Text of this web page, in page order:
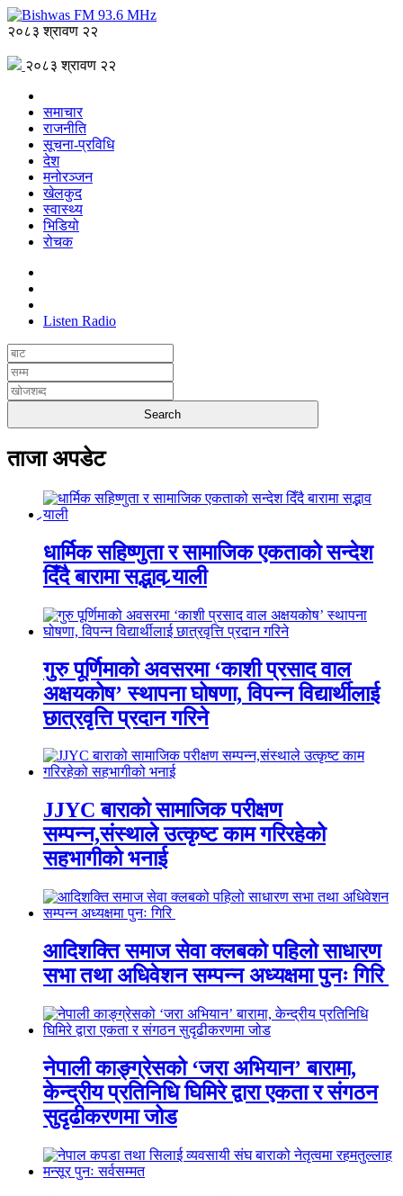
२०८३ श्रावण २२
२०८३ श्रावण २२
समाचार
राजनीति
सूचना-प्रविधि
देश
मनोरञ्जन
खेलकुद
स्वास्थ्य
भिडियो
रोचक
Listen Radio
ताजा अपडेट
धार्मिक सहिष्णुता र सामाजिक एकताको सन्देश
दिँदै बारामा सद्भाव र्‍याली
गुरु पूर्णिमाको अवसरमा ‘काशी प्रसाद वाल
अक्षयकोष’ स्थापना घोषणा, विपन्न विद्यार्थीलाई
छात्रवृत्ति प्रदान गरिने
JJYC बाराको सामाजिक परीक्षण
सम्पन्न,संस्थाले उत्कृष्ट काम गरिरहेको
सहभागीको भनाई
आदिशक्ति समाज सेवा क्लबको पहिलो साधारण
सभा तथा अधिवेशन सम्पन्न अध्यक्षमा पुनः गिरि
नेपाली काङ्ग्रेसको ‘जरा अभियान’ बारामा,
केन्द्रीय प्रतिनिधि घिमिरे द्वारा एकता र संगठन
सुदृढीकरणमा जोड